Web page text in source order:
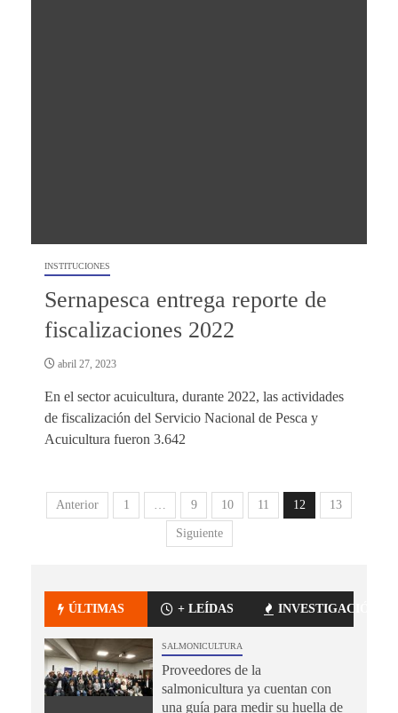
INSTITUCIONES
Sernapesca entrega reporte de
fiscalizaciones 2022
abril 27, 2023
En el sector acuicultura, durante 2022, las actividades
de fiscalización del Servicio Nacional de Pesca y
Acuicultura fueron 3.642
Anterior 1 9 10 11 12 13
Siguiente
ÚLTIMAS + LEÍDAS INVESTIGACIÓN
SALMONICULTURA
Proveedores de la
salmonicultura ya cuentan con
una guía para medir su huella de